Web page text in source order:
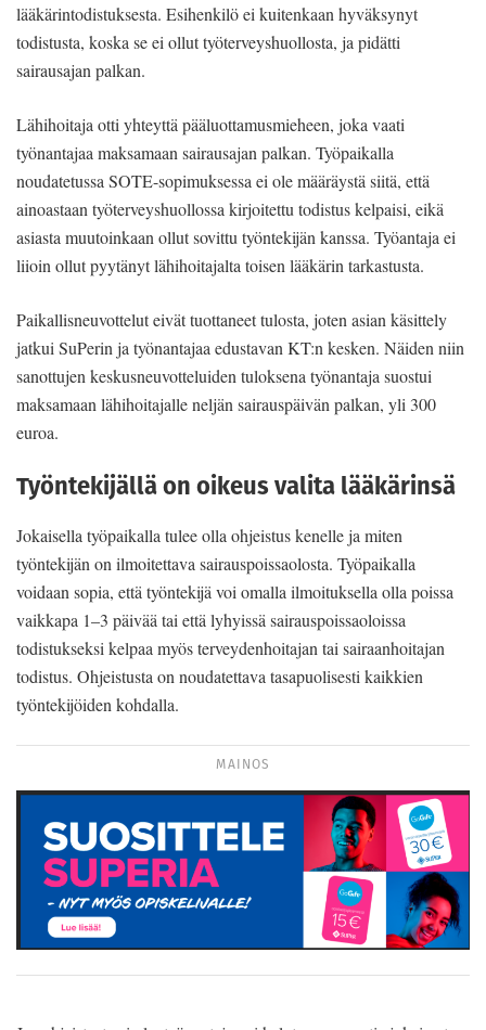
lääkärintodistuksesta. Esihenkilö ei kuitenkaan hyväksynyt
todistusta, koska se ei ollut työterveyshuollosta, ja pidätti
sairausajan palkan.
Lähihoitaja otti yhteyttä pääluottamusmieheen, joka vaati
työnantajaa maksamaan sairausajan palkan. Työpaikalla
noudatetussa SOTE-sopimuksessa ei ole määräystä siitä, että
ainoastaan työterveyshuollossa kirjoitettu todistus kelpaisi, eikä
asiasta muutoinkaan ollut sovittu työntekijän kanssa. Työantaja ei
liioin ollut pyytänyt lähihoitajalta toisen lääkärin tarkastusta.
Paikallisneuvottelut eivät tuottaneet tulosta, joten asian käsittely
jatkui SuPerin ja työnantajaa edustavan KT:n kesken. Näiden niin
sanottujen keskusneuvotteluiden tuloksena työnantaja suostui
maksamaan lähihoitajalle neljän sairauspäivän palkan, yli 300
euroa.
Työntekijällä on oikeus valita lääkärinsä
Jokaisella työpaikalla tulee olla ohjeistus kenelle ja miten
työntekijän on ilmoitettava sairauspoissaolosta. Työpaikalla
voidaan sopia, että työntekijä voi omalla ilmoituksella olla poissa
vaikkapa 1–3 päivää tai että lyhyissä sairauspoissaoloissa
todistukseksi kelpaa myös terveydenhoitajan tai sairaanhoitajan
todistus. Ohjeistusta on noudatettava tasapuolisesti kaikkien
työntekijöiden kohdalla.
MAINOS